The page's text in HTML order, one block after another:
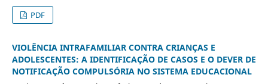
PDF
VIOLÊNCIA INTRAFAMILIAR CONTRA CRIANÇAS E
ADOLESCENTES: A IDENTIFICAÇÃO DE CASOS E O DEVER DE
NOTIFICAÇÃO COMPULSÓRIA NO SISTEMA EDUCACIONAL